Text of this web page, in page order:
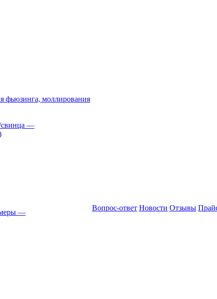
фьюзинга, моллирования
—
—
Вопрос-ответ Новости Отзывы